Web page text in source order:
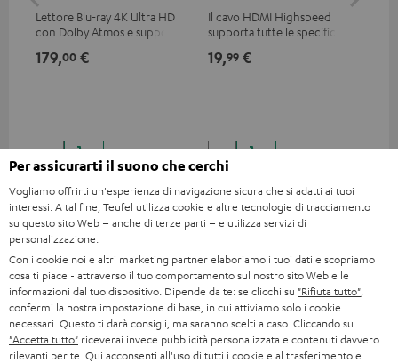
Lettore Blu-ray 4K Ultra HD
con Dolby Atmos e supporto
una qualità delle immagini
179,00 €
Il cavo HDMI Highspeed
supporta tutte le specifiche
19,99 €
Componenti inclusi nella consegna
Theater 500 Surround AVR "5.1-Set"
1 × Aktiv-Subwoofer S 6000 SW – Nero
1 × Cavo di alimentazione – Nero
Per assicurarti il suono che cerchi
Vogliamo offrirti un'esperienza di navigazione sicura che si adatti ai tuoi
interessi. A tal fine, Teufel utilizza cookie e altre tecnologie di tracciamento
su questo sito Web – anche di terze parti – e utilizza servizi di
personalizzazione.
Con i cookie noi e altri marketing partner elaboriamo i tuoi dati e scopriamo
cosa ti piace - attraverso il tuo comportamento sul nostro sito Web e le
informazioni dal tuo dispositivo. Dipende da te: se clicchi su "Rifiuta tutto"
confermi la nostra impostazione di base, in cui attiviamo solo i cookie
necessari. Questo ti darà consigli, ma saranno scelti a caso. Cliccando su
"Accetta tutto" riceverai invece pubblicità personalizzata e contenuti davvero
rilevanti per te. Qui acconsenti all'uso di tutti i cookie e al trasferimento e